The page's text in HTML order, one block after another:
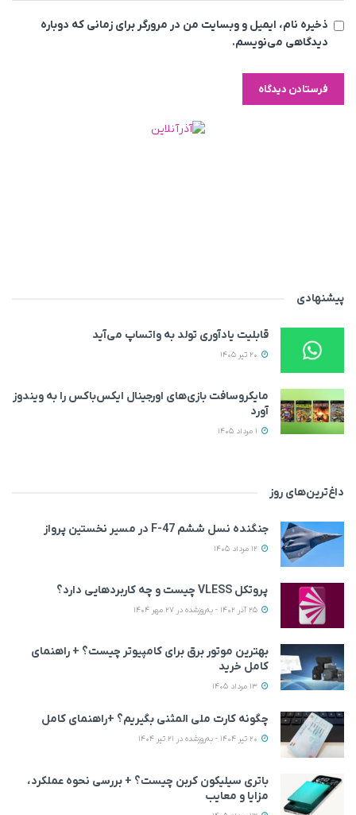
ذخیره نام، ایمیل و وبسایت من در مرورگر برای زمانی که دوباره
دیدگاهی می‌نویسم.
پیشنهادی
قابلیت یادآوری تولد به واتساپ می‌آید
مایکروسافت بازی‌های اورجینال ایکس‌باکس را به ویندوز
آورد
داغ‌ترین‌های روز
جنگنده نسل ششم F-47 در مسیر نخستین پرواز
پروتکل VLESS چیست و چه کاربردهایی دارد؟
بهترین موتور برق برای کامپیوتر چیست؟ + راهنمای
کامل خرید
چگونه کارت ملی المثنی بگیریم؟ +راهنمای کامل
باتری سیلیکون کربن چیست؟ + بررسی نحوه عملکرد،
مزایا و معایب